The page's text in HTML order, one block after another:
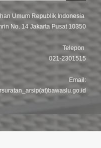
Umum Republik Indonesia
No. 14 Jakarta Pusat 10350
Telepon
021-2301515
Email: